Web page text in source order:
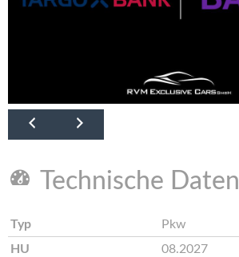
Technische Daten
Typ
Pkw
HU
08.2027